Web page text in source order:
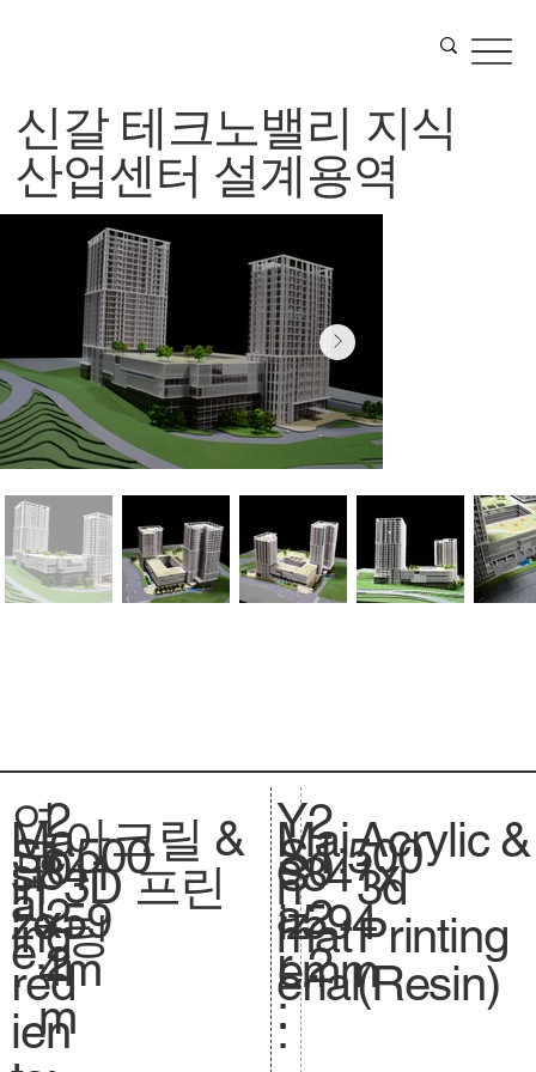
신갈 테크노밸리 지식
산업센터 설계용역
연
도
:
2
0
2
2
Ma
in
ing
red
ien
Sc
al
e.
아크릴 &
3D 프린
팅
1:500
si
ze
.
841
x59
4m
m
Y
e
a
r
:
Mai
n
mat
erial
:
S
.
S
iz
e.
2
0
2
2
1:500
841x
594
mm
Acrylic &
3d
Printing
(Resin)